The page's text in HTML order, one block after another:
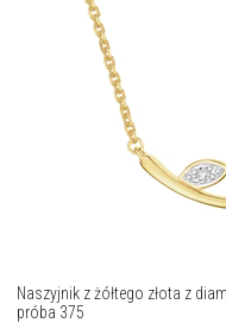
Naszyjnik z żółtego złota z
próba 375